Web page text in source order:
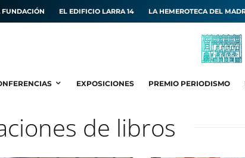
FUNDACIÓN EL EDIFICIO LARRA 14 LA HEMEROTECA DEL
EXPOSICIONES PREMIO PERIODISMO
de libros